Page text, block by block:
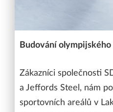
Budování olympijského
Zákazníci společnosti
a Jeffords Steel, nám
sportovních areálů v